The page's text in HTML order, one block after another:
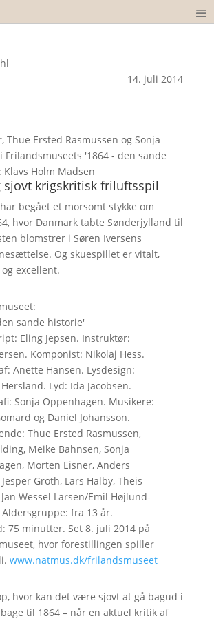
14. juli 2014
Thue Ersted Rasmussen og Sonja
Frilandsmuseets '1864 - den sande
Klavs Holm Madsen
sjovt krigskritisk friluftsspil
begået et morsomt stykke om
hvor Danmark tabte Sønderjylland til
blomstrer i Søren Iversens
Og skuespillet er vitalt,
excellent.
sande historie'
Eling Jepsen. Instruktør:
Komponist: Nikolaj Hess.
Anette Hansen. Lysdesign:
Lyd: Ida Jacobsen.
Sonja Oppenhagen. Musikere:
og Daniel Johansson.
Thue Ersted Rasmussen,
Meike Bahnsen, Sonja
Morten Eisner, Anders
Groth, Lars Halby, Theis
Wessel Larsen/Emil Højlund-
fra 13 år.
75 minutter. Set 8. juli 2014 på
hvor forestillingen spiller
www.natmus.dk/frilandsmuseet
hvor kan det være sjovt at gå bagud i
til 1864 – når en aktuel kritik af